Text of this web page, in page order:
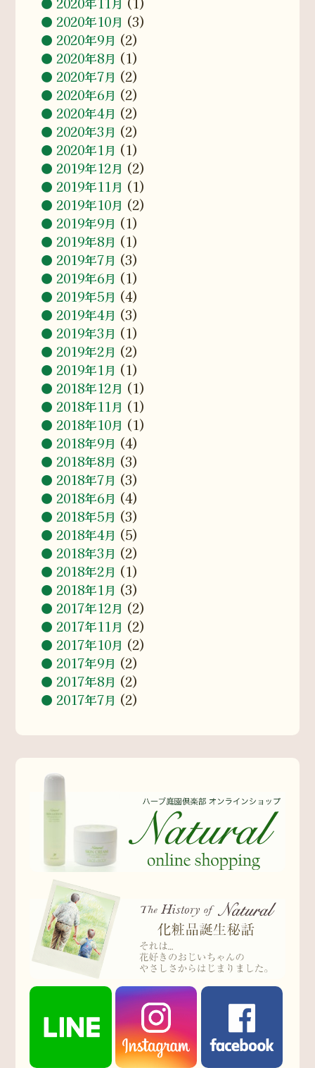
2020年10月 (3)
2020年9月 (2)
2020年8月 (1)
2020年7月 (2)
2020年6月 (2)
2020年4月 (2)
2020年3月 (2)
2020年1月 (1)
2019年12月 (2)
2019年11月 (1)
2019年10月 (2)
2019年9月 (1)
2019年8月 (1)
2019年7月 (3)
2019年6月 (1)
2019年5月 (4)
2019年4月 (3)
2019年3月 (1)
2019年2月 (2)
2019年1月 (1)
2018年12月 (1)
2018年11月 (1)
2018年10月 (1)
2018年9月 (4)
2018年8月 (3)
2018年7月 (3)
2018年6月 (4)
2018年5月 (3)
2018年4月 (5)
2018年3月 (2)
2018年2月 (1)
2018年1月 (3)
2017年12月 (2)
2017年11月 (2)
2017年10月 (2)
2017年9月 (2)
2017年8月 (2)
2017年7月 (2)